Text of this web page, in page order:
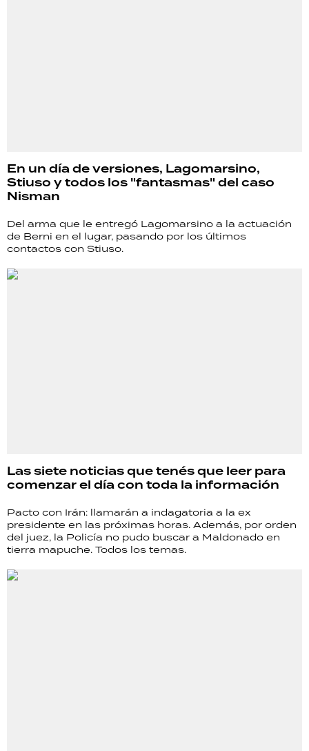
En un día de versiones, Lagomarsino,
Stiuso y todos los "fantasmas" del caso
Nisman
Del arma que le entregó Lagomarsino a la actuación
de Berni en el lugar, pasando por los últimos
contactos con Stiuso.
Las siete noticias que tenés que leer para
comenzar el día con toda la información
Pacto con Irán: llamarán a indagatoria a la ex
presidente en las próximas horas. Además, por orden
del juez, la Policía no pudo buscar a Maldonado en
tierra mapuche. Todos los temas.